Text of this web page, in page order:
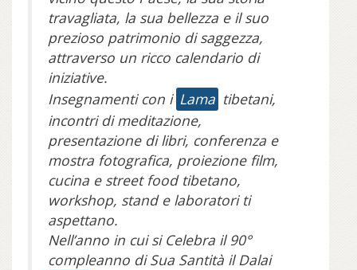
travagliata, la sua bellezza e il suo
prezioso patrimonio di saggezza,
attraverso un ricco calendario di
iniziative.
Insegnamenti con i Lama tibetani,
incontri di meditazione,
presentazione di libri, conferenza e
mostra fotografica, proiezione film,
cucina e street food tibetano,
workshop, stand e laboratori ti
aspettano.
Nell’anno in cui si Celebra il 90°
compleanno di Sua Santità il Dalai